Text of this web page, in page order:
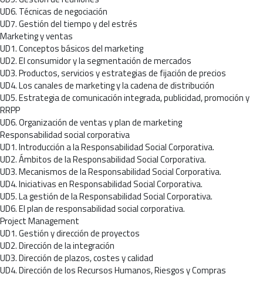
UD6. Técnicas de negociación
UD7. Gestión del tiempo y del estrés
Marketing y ventas
UD1. Conceptos básicos del marketing
UD2. El consumidor y la segmentación de mercados
UD3. Productos, servicios y estrategias de fijación de precios
UD4. Los canales de marketing y la cadena de distribución
UD5. Estrategia de comunicación integrada, publicidad, promoción y
RRPP
UD6. Organización de ventas y plan de marketing
Responsabilidad social corporativa
UD1. Introducción a la Responsabilidad Social Corporativa.
UD2. Ámbitos de la Responsabilidad Social Corporativa.
UD3. Mecanismos de la Responsabilidad Social Corporativa.
UD4. Iniciativas en Responsabilidad Social Corporativa.
UD5. La gestión de la Responsabilidad Social Corporativa.
UD6. El plan de responsabilidad social corporativa.
Project Management
UD1. Gestión y dirección de proyectos
UD2. Dirección de la integración
UD3. Dirección de plazos, costes y calidad
UD4. Dirección de los Recursos Humanos, Riesgos y Compras